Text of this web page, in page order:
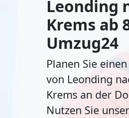
Leonding
Krems ab
Umzug24
Planen Sie
von Leonding
Krems an der
Nutzen Sie